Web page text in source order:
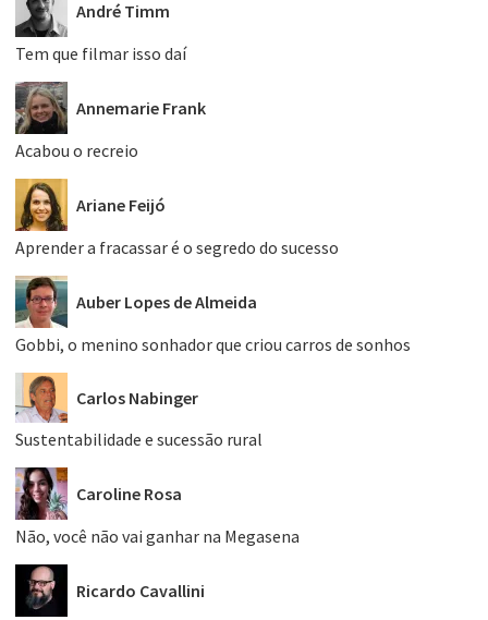
André Timm
Tem que filmar isso daí
Annemarie Frank
Acabou o recreio
Ariane Feijó
Aprender a fracassar é o segredo do sucesso
Auber Lopes de Almeida
Gobbi, o menino sonhador que criou carros de sonhos
Carlos Nabinger
Sustentabilidade e sucessão rural
Caroline Rosa
Não, você não vai ganhar na Megasena
Ricardo Cavallini